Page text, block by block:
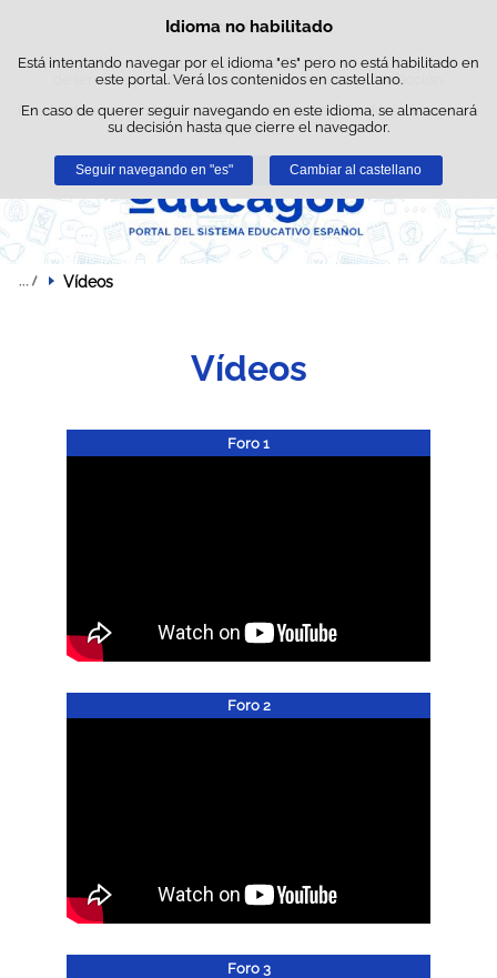
Política de cookies
Esta web utiliza cookies propias para facilitar la navegación y cookies
de terceros para obtener estadísticas de uso y satisfacción.
Puede obtener más información en el apartado "Cookies" de nuestro
aviso legal.
Aceptar Rechazar
Idioma no habilitado
Está intentando navegar por el idioma "es" pero no está habilitado en
este portal. Verá los contenidos en castellano.
En caso de querer seguir navegando en este idioma, se almacenará
su decisión hasta que cierre el navegador.
Seguir navegando en "es" Cambiar al castellano
Saltar al contenido
Vídeos
Vídeos
Foro 1
Foro 2
Foro 3